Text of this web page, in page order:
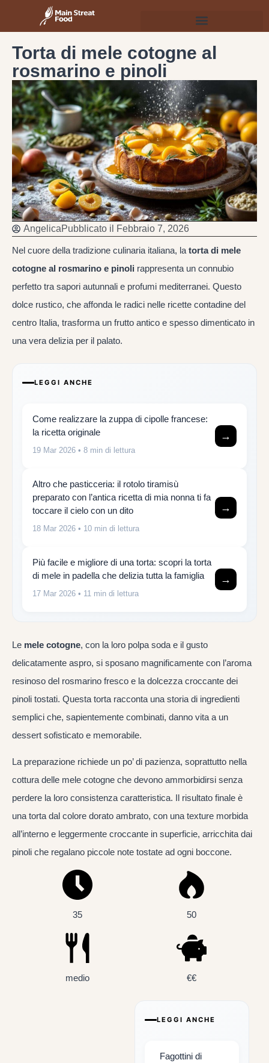
Torta di mele cotogne al
rosmarino e pinoli
AngelicaPubblicato il Febbraio 7, 2026
Nel cuore della tradizione culinaria italiana, la torta di mele
cotogne al rosmarino e pinoli rappresenta un connubio
perfetto tra sapori autunnali e profumi mediterranei. Questo
dolce rustico, che affonda le radici nelle ricette contadine del
centro Italia, trasforma un frutto antico e spesso dimenticato in
una vera delizia per il palato.
LEGGI ANCHE
Come realizzare la zuppa di cipolle francese:
la ricetta originale
19 Mar 2026 • 8 min di lettura
→
Altro che pasticceria: il rotolo tiramisù
preparato con l’antica ricetta di mia nonna ti fa
toccare il cielo con un dito
18 Mar 2026 • 10 min di lettura
→
Più facile e migliore di una torta: scopri la torta
di mele in padella che delizia tutta la famiglia
17 Mar 2026 • 11 min di lettura
→
Le mele cotogne, con la loro polpa soda e il gusto
delicatamente aspro, si sposano magnificamente con l’aroma
resinoso del rosmarino fresco e la dolcezza croccante dei
pinoli tostati. Questa torta racconta una storia di ingredienti
semplici che, sapientemente combinati, danno vita a un
dessert sofisticato e memorabile.
La preparazione richiede un po’ di pazienza, soprattutto nella
cottura delle mele cotogne che devono ammorbidirsi senza
perdere la loro consistenza caratteristica. Il risultato finale è
una torta dal colore dorato ambrato, con una texture morbida
all’interno e leggermente croccante in superficie, arricchita dai
pinoli che regalano piccole note tostate ad ogni boccone.
35 50
medio €€
LEGGI ANCHE
Fagottini di